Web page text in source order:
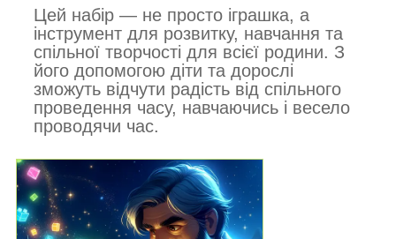
Цей набір — не просто іграшка, а
інструмент для розвитку, навчання та
спільної творчості для всієї родини. З
його допомогою діти та дорослі
зможуть відчути радість від спільного
проведення часу, навчаючись і весело
проводячи час.